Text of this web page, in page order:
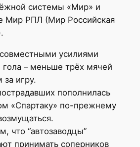
системы «Мир» и
Мир РПЛ (Мир Российская
усилиями
гола – меньше трёх мячей
за игру.
пополнилась
«Спартаку» по-прежнему
что “автозаводцы”
принимать соперников